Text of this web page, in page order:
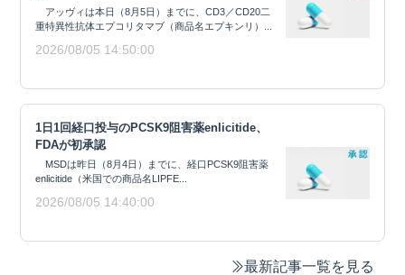
アッヴィは本日（8月5日）までに、CD3／CD20二
重特異性抗体エプコリタマブ（商品名エプキンリ）...
2026/08/05 14:50:00
1日1回経口投与のPCSK9阻害薬enlicitide、
FDAが初承認
MSDは昨日（8月4日）までに、経口PCSK9阻害薬
enlicitide（米国での商品名LIPFE...
2026/08/05 14:40:00
最新記事一覧を見る